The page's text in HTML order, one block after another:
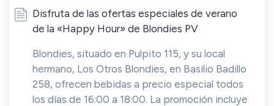
Disfruta de las ofertas especiales de verano
de la «Happy Hour» de Blondies PV
Blondies, situado en Pulpito 115, y su local
hermano, Los Otros Blondies, en Basilio Badillo
258, ofrecen bebidas a precio especial todos
los días de 16:00 a 18:00. La promoción incluye